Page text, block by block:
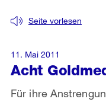
Acht
Seite vorlesen
Für ihre
11. Mai 2011